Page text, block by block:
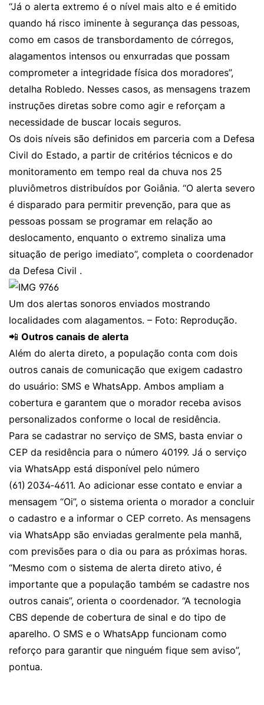
“Já o alerta extremo é o nível mais alto e é emitido
quando há risco iminente à segurança das pessoas,
como em casos de transbordamento de córregos,
alagamentos intensos ou enxurradas que possam
comprometer a integridade física dos moradores”,
detalha Robledo. Nesses casos, as mensagens trazem
instruções diretas sobre como agir e reforçam a
necessidade de buscar locais seguros.
Os dois níveis são definidos em parceria com a Defesa
Civil do Estado, a partir de critérios técnicos e do
monitoramento em tempo real da chuva nos 25
pluviômetros distribuídos por Goiânia. “O alerta severo
é disparado para permitir prevenção, para que as
pessoas possam se programar em relação ao
deslocamento, enquanto o extremo sinaliza uma
situação de perigo imediato”, completa o coordenador
da Defesa Civil .
Um dos alertas sonoros enviados mostrando
localidades com alagamentos. – Foto: Reprodução.
📲 Outros canais de alerta
Além do alerta direto, a população conta com dois
outros canais de comunicação que exigem cadastro
do usuário: SMS e WhatsApp. Ambos ampliam a
cobertura e garantem que o morador receba avisos
personalizados conforme o local de residência.
Para se cadastrar no serviço de SMS, basta enviar o
CEP da residência para o número 40199. Já o serviço
via WhatsApp está disponível pelo número
(61) 2034‑4611. Ao adicionar esse contato e enviar a
mensagem “Oi”, o sistema orienta o morador a concluir
o cadastro e a informar o CEP correto. As mensagens
via WhatsApp são enviadas geralmente pela manhã,
com previsões para o dia ou para as próximas horas.
“Mesmo com o sistema de alerta direto ativo, é
importante que a população também se cadastre nos
outros canais”, orienta o coordenador. “A tecnologia
CBS depende de cobertura de sinal e do tipo de
aparelho. O SMS e o WhatsApp funcionam como
reforço para garantir que ninguém fique sem aviso”,
pontua.